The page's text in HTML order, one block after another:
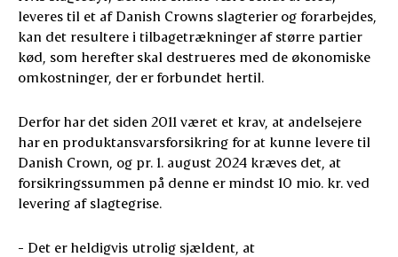
leveres til et af Danish Crowns slagterier og forarbejdes,
kan det resultere i tilbagetrækninger af større partier
kød, som herefter skal destrueres med de økonomiske
omkostninger, der er forbundet hertil.
Derfor har det siden 2011 været et krav, at andelsejere
har en produktansvarsforsikring for at kunne levere til
Danish Crown, og pr. 1. august 2024 kræves det, at
forsikringssummen på denne er mindst 10 mio. kr. ved
levering af slagtegrise.
- Det er heldigvis utrolig sjældent, at